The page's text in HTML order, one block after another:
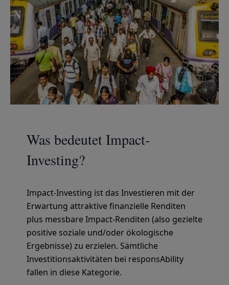
Was bedeutet Impact-
Investing?
Impact-Investing ist das Investieren mit der
Erwartung attraktive finanzielle Renditen
plus messbare Impact-Renditen (also gezielte
positive soziale und/oder ökologische
Ergebnisse) zu erzielen. Sämtliche
Investitionsaktivitäten bei responsAbility
fallen in diese Kategorie.